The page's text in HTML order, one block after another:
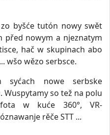
byšće tutón nowy swět
před nowym a njeznatym
hač w skupinach abo
wšo wězo serbsce.
syćach nowe serbske
Wuspytamy so tež na polu
w kuće 360°, VR-
rěče STT ...